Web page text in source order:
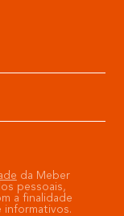
da Meber
pessoais,
a finalidade
informativos.